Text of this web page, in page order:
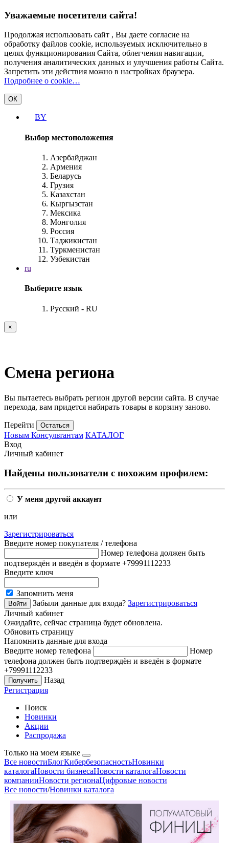
Уважаемые посетители сайта!
Продолжая использовать сайт , Вы даете согласие на
обработку файлов cookie, используемых исключительно в
целях функционирования Сайта, облегчения навигации,
получения аналитических данных и улучшения работы Сайта.
Запретить эти действия можно в настройках браузера.
Подробнее о cookie…
ОК
BY
Выбор местоположения
Азербайджан
Армения
Беларусь
Грузия
Казахстан
Кыргызстан
Мексика
Монголия
Россия
Таджикистан
Туркменистан
Узбекистан
ru
Выберите язык
Русский - RU
×
Смена региона
Вы пытаетесь выбрать регион другой версии сайта. В случае
перехода, вам придется набирать товары в корзину заново.
Перейти Остаться
Новым Консультантам КАТАЛОГ
Вход
Личный кабинет
Найдены пользователи с похожим профилем:
У меня другой аккаунт
или
Зарегистрироваться
Введите номер покупателя / телефона
Номер телефона должен быть
подтверждён и введён в формате +79991112233
Введите ключ
Запомнить меня
Забыли данные для входа? Зарегистрироваться
Личный кабинет
Ожидайте, сейчас страница будет обновлена.
Обновить страницу
Напомнить данные для входа
Введите номер телефона
Номер
телефона должен быть подтверждён и введён в формате
+79991112233
Назад
Регистрация
Поиск
Новинки
Акции
Распродажа
Только на моем языке
Все новостиБлогКибербезопасностьНовинки
каталогаНовости бизнесаНовости каталогаНовости
компанииНовости регионаЦифровые новости
Все новости/Новинки каталога